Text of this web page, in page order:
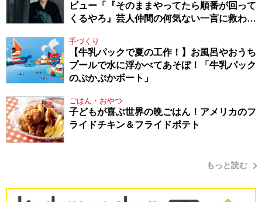
ビュー「『そのままやってたら順番が回って
くるやろ』芸人仲間の何気ない一言に救われ
手づくり
【牛乳パックで夏の工作！】お風呂やおうち
プールで水に浮かべてあそぼ！「牛乳パック
のぷかぷかボート」
ごはん・おやつ
子どもが喜ぶ世界の晩ごはん！アメリカのフ
ライドチキン＆フライドポテト
もっと読む